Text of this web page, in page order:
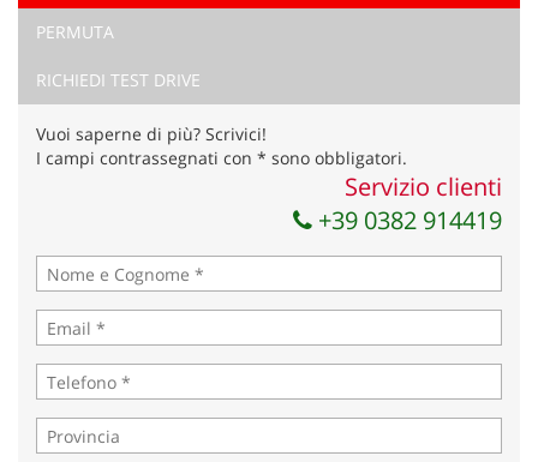
Ho letto e accettol'informativa privacy*
Acconsento al trattamento dei miei dati per finalità di
Invia la tua richiesta
PERMUTA
RICHIEDI TEST DRIVE
Vuoi saperne di più? Scrivici!
I campi contrassegnati con * sono obbligatori.
Servizio clienti
+39 0382 914419